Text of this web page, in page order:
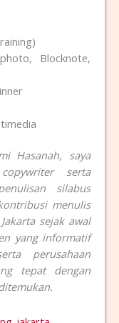
Blocknote,
Hasanah, saya
serta
silabus
menulis
sejak awal
yang informatif
perusahaan
tepat dengan